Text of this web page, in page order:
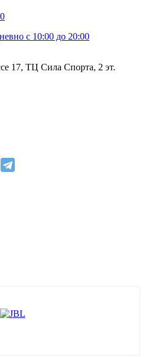
0
с 10:00 до 20:00
17, ТЦ Сила Спорта, 2 эт.